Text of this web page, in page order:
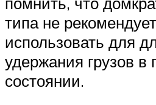
типа не
использовать для
удержания грузов в
состоянии.